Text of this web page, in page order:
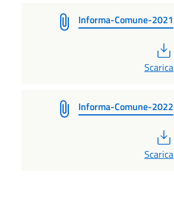
Informa-Comune-2021
Scarica
Informa-Comune-2022
Scarica